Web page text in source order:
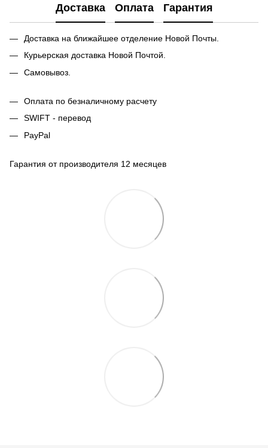
Доставка Оплата Гарантия
Доставка на ближайшее отделение Новой Почты.
Курьерская доставка Новой Почтой.
Самовывоз.
Оплата по безналичному расчету
SWIFT - перевод
PayPal
Гарантия от производителя 12 месяцев